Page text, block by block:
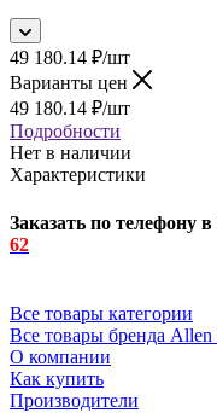
49 180.14 ₽/шт
Варианты цен
49 180.14 ₽/шт
Подробности
Нет в наличии
Характеристики
Заказать по телефону
62
Все товары категории
Все товары бренда Allen
О компании
Как купить
Производители